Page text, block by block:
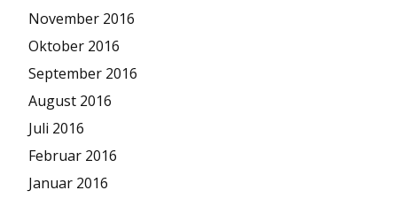
November 2016
Oktober 2016
September 2016
August 2016
Juli 2016
Februar 2016
Januar 2016